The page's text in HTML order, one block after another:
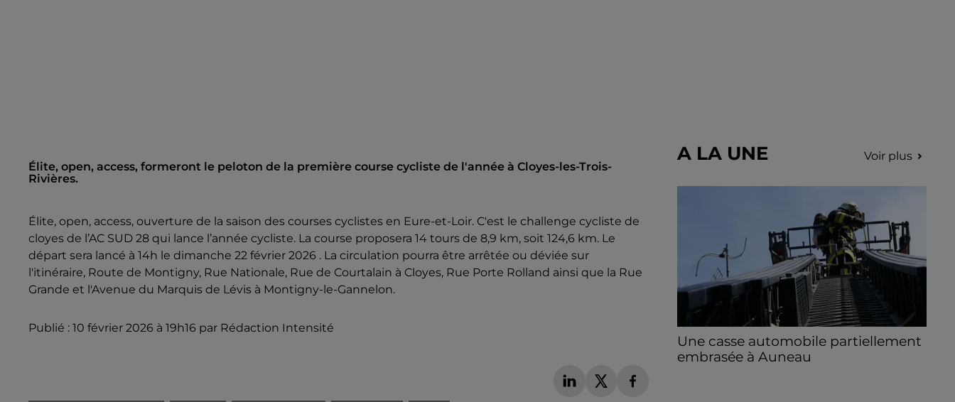
Élite, open, access, formeront le peloton de la première course cycliste de l'année à Cloyes-les-Trois-
Rivières.
Élite, open, access, ouverture de la saison des courses cyclistes en Eure-et-Loir. C'est le challenge cycliste de
cloyes de l’AC SUD 28 qui lance l’année cycliste. La course proposera 14 tours de 8,9 km, soit 124,6 km. Le
départ sera lancé à 14h le dimanche 22 février 2026 . La circulation pourra être arrêtée ou déviée sur
l'itinéraire, Route de Montigny, Rue Nationale, Rue de Courtalain à Cloyes, Rue Porte Rolland ainsi que la Rue
Grande et l'Avenue du Marquis de Lévis à Montigny-le-Gannelon.
Publié : 10 février 2026 à 19h16 par Rédaction Intensité
A LA UNE Voir plus
Une casse automobile partiellement
embrasée à Auneau